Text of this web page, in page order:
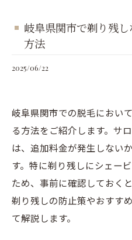
岐阜県関市で剃り残
方法
2025/06/22
岐阜県関市での脱毛におい
る方法をご紹介します。サ
は、追加料金が発生しない
す。特に剃り残しにシェー
ため、事前に確認しておく
剃り残しの防止策やおすす
て解説します。